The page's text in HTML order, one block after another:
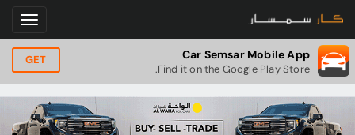
Car Semsar Mobile App
Find it on the Google Play Store.
GET